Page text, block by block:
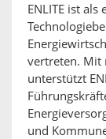
ENLITE ist
vertreten. Mit
unterstützt
und